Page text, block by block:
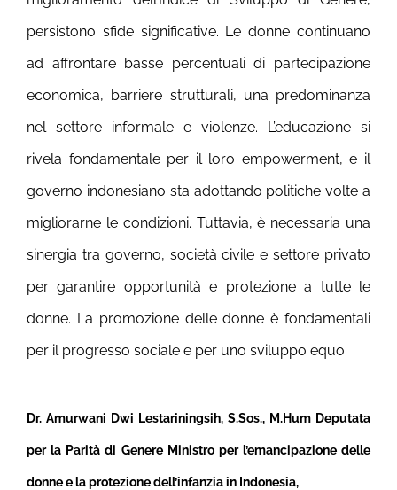
persistono sfide significative. Le donne continuano
ad affrontare basse percentuali di partecipazione
economica, barriere strutturali, una predominanza
nel settore informale e violenze. L’educazione si
rivela fondamentale per il loro empowerment, e il
governo indonesiano sta adottando politiche volte a
migliorarne le condizioni. Tuttavia, è necessaria una
sinergia tra governo, società civile e settore privato
per garantire opportunità e protezione a tutte le
donne. La promozione delle donne è fondamentali
per il progresso sociale e per uno sviluppo equo.
Dr. Amurwani Dwi Lestariningsih, S.Sos., M.Hum Deputata
per la Parità di Genere Ministro per l’emancipazione delle
donne e la protezione dell’infanzia in Indonesia,